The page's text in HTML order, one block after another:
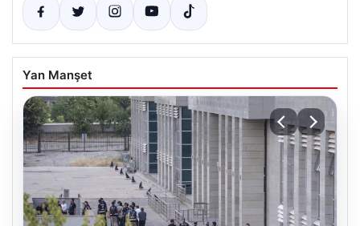
Yan Manşet